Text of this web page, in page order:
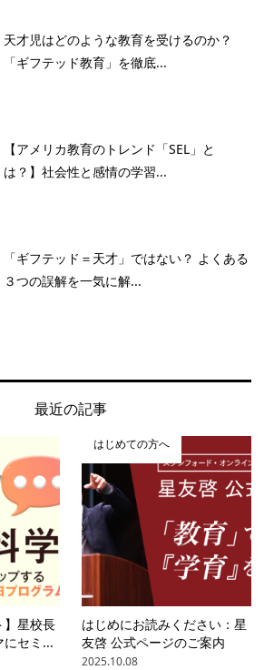
天才児はどのような教育を受けるのか？
「ギフテッド教育」を徹底...
【アメリカ教育のトレンド「SEL」と
は？】社会性と感情の学習...
「ギフテッド＝天才」ではない？ よくある
３つの誤解を一気に解...
最近の記事
】星校長
にセミ...
はじめての方へ
はじめにお読みください：星
友啓 公式ページのご案内
2025.10.08